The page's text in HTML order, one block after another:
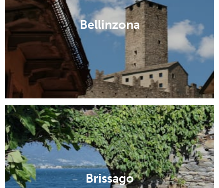
Bellinzona
Brissago